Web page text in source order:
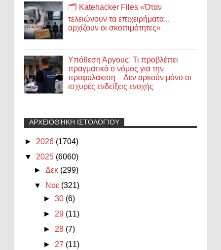
🗂️ Katehacker Files «Όταν
τελειώνουν τα επιχειρήματα...
αρχίζουν οι σκοπιμότητες»
Υπόθεση Άργους: Τι προβλέπει
πραγματικά ο νόμος για την
προφυλάκιση – Δεν αρκούν μόνο οι
ισχυρές ενδείξεις ενοχής
ΑΡΧΕΙΟΘΉΚΗ ΙΣΤΟΛΟΓΊΟΥ
► 2026 (1704)
▼ 2025 (6060)
►Δεκ (299)
▼
Νοε (321)
►30 (6)
► 29 (11)
► 28 (7)
► 27 (11)